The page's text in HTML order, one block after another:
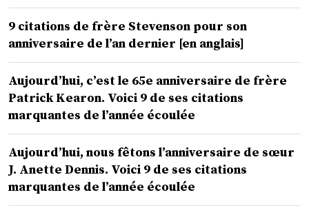
9 citations de frère Stevenson pour son
anniversaire de l’an dernier [en anglais]
Aujourd’hui, c’est le 65e anniversaire de frère
Patrick Kearon. Voici 9 de ses citations
marquantes de l’année écoulée
Aujourd’hui, nous fêtons l’anniversaire de sœur
J. Anette Dennis. Voici 9 de ses citations
marquantes de l’année écoulée